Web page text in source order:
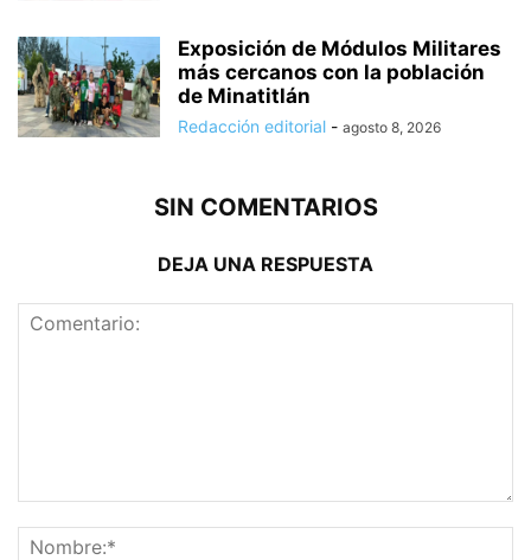
Exposición de Módulos Militares
más cercanos con la población
de Minatitlán
Redacción editorial - agosto 8, 2026
SIN COMENTARIOS
DEJA UNA RESPUESTA